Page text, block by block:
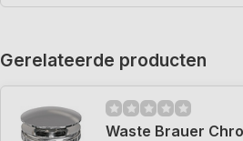
Gerelateerde producten
Waste Brauer